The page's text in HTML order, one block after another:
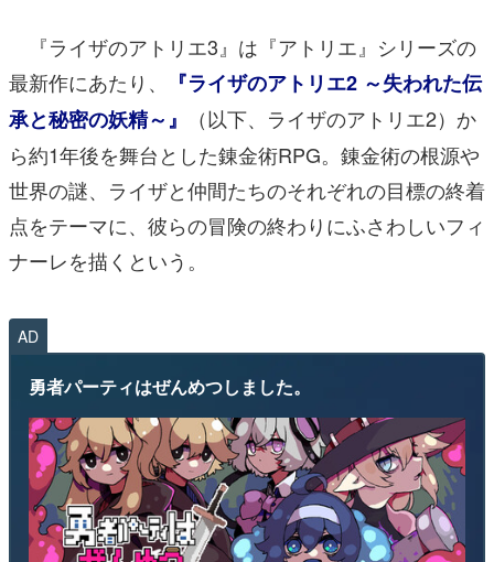
『ライザのアトリエ3』は『アトリエ』シリーズの
最新作にあたり、
『ライザのアトリエ2 ～失われた伝
承と秘密の妖精～』
（以下、ライザのアトリエ2）か
ら約1年後を舞台とした錬金術RPG。錬金術の根源や
世界の謎、ライザと仲間たちのそれぞれの目標の終着
点をテーマに、彼らの冒険の終わりにふさわしいフィ
ナーレを描くという。
AD
勇者パーティはぜんめつしました。